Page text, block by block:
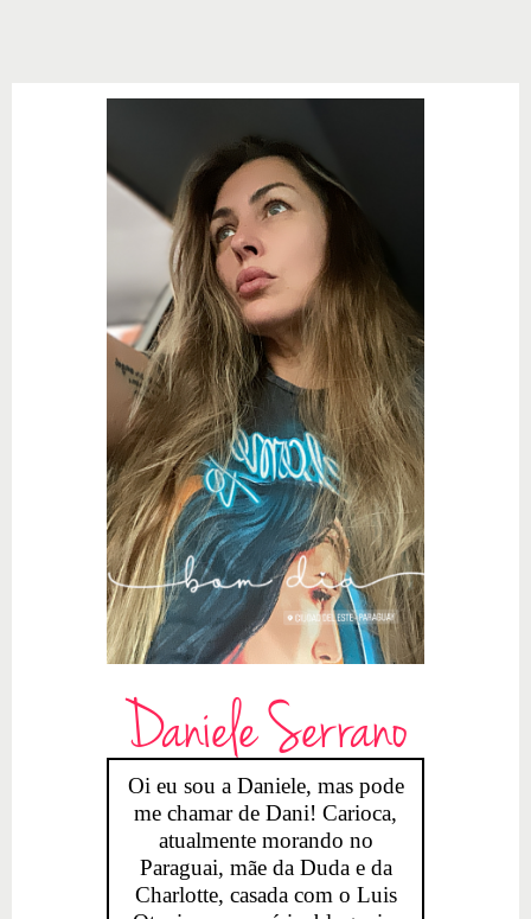
Daniele Serrano
Oi eu sou a Daniele, mas pode
me chamar de Dani! Carioca,
atualmente morando no
Paraguai, mãe da Duda e da
Charlotte, casada com o Luis